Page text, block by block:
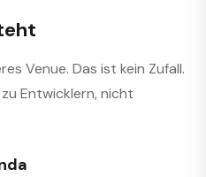
Venue. Das ist kein Zufall.
Entwicklern, nicht